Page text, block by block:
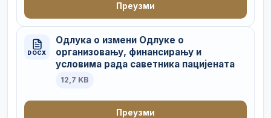
Преузми
DOCX
Одлука о измени Одлуке о
организовању, финансирању и
условима рада саветника пацијената
12,7 KB
Преузми